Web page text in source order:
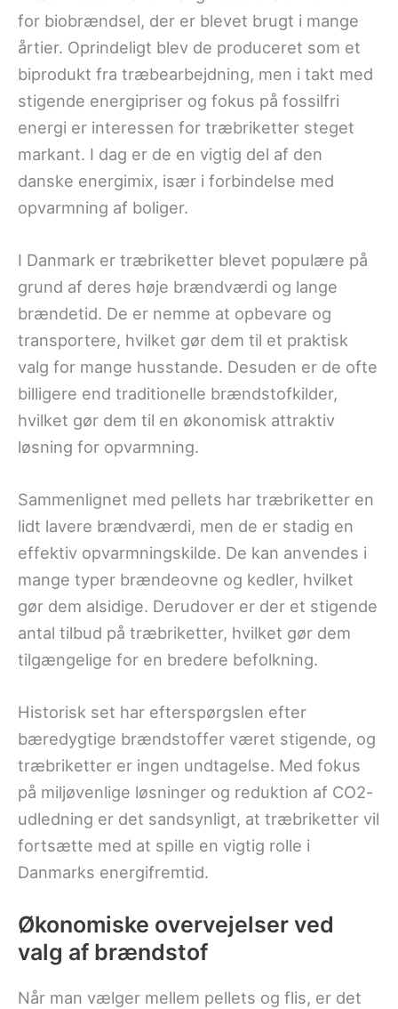
for biobrændsel, der er blevet brugt i mange
årtier. Oprindeligt blev de produceret som et
biprodukt fra træbearbejdning, men i takt med
stigende energipriser og fokus på fossilfri
energi er interessen for træbriketter steget
markant. I dag er de en vigtig del af den
danske energimix, især i forbindelse med
opvarmning af boliger.
I Danmark er træbriketter blevet populære på
grund af deres høje brændværdi og lange
brændetid. De er nemme at opbevare og
transportere, hvilket gør dem til et praktisk
valg for mange husstande. Desuden er de ofte
billigere end traditionelle brændstofkilder,
hvilket gør dem til en økonomisk attraktiv
løsning for opvarmning.
Sammenlignet med pellets har træbriketter en
lidt lavere brændværdi, men de er stadig en
effektiv opvarmningskilde. De kan anvendes i
mange typer brændeovne og kedler, hvilket
gør dem alsidige. Derudover er der et stigende
antal tilbud på træbriketter, hvilket gør dem
tilgængelige for en bredere befolkning.
Historisk set har efterspørgslen efter
bæredygtige brændstoffer været stigende, og
træbriketter er ingen undtagelse. Med fokus
på miljøvenlige løsninger og reduktion af CO2-
udledning er det sandsynligt, at træbriketter vil
fortsætte med at spille en vigtig rolle i
Danmarks energifremtid.
Økonomiske overvejelser ved
valg af brændstof
Når man vælger mellem pellets og flis, er det